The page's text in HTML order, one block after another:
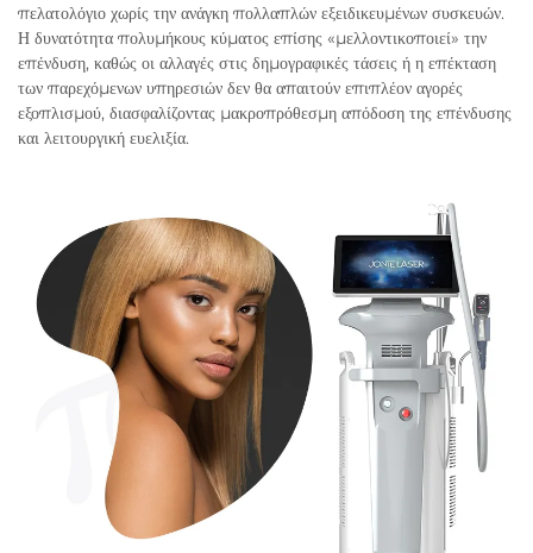
πελατολόγιο χωρίς την ανάγκη πολλαπλών εξειδικευμένων συσκευών.
Η δυνατότητα πολυμήκους κύματος επίσης «μελλοντικοποιεί» την
επένδυση, καθώς οι αλλαγές στις δημογραφικές τάσεις ή η επέκταση
των παρεχόμενων υπηρεσιών δεν θα απαιτούν επιπλέον αγορές
εξοπλισμού, διασφαλίζοντας μακροπρόθεσμη απόδοση της επένδυσης
και λειτουργική ευελιξία.